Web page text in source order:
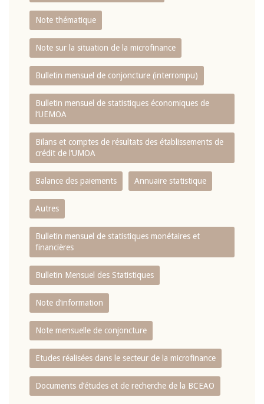
Note thématique
Note sur la situation de la microfinance
Bulletin mensuel de conjoncture (interrompu)
Bulletin mensuel de statistiques économiques de
l‘UEMOA
Bilans et comptes de résultats des établissements de
crédit de l‘UMOA
Balance des paiements Annuaire statistique
Autres
Bulletin mensuel de statistiques monétaires et
financières
Bulletin Mensuel des Statistiques
Note d’information
Note mensuelle de conjoncture
Etudes réalisées dans le secteur de la microfinance
Documents d’études et de recherche de la BCEAO